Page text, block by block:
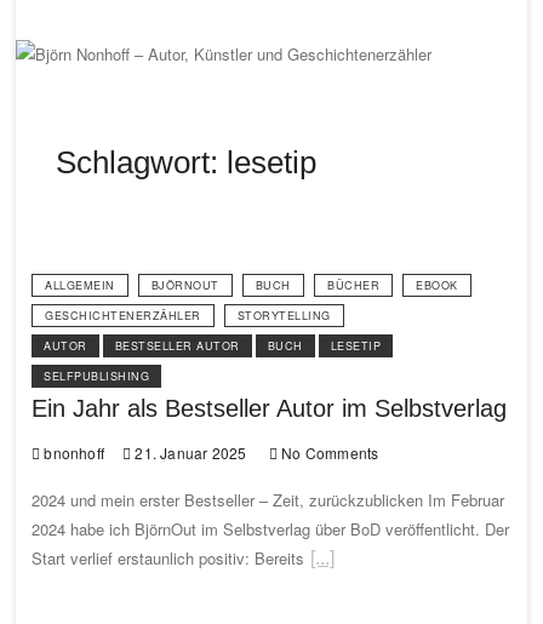
Schlagwort: lesetip
ALLGEMEIN BJÖRNOUT BUCH BÜCHER
EBOOK
GESCHICHTENERZÄHLER
STORYTELLING
AUTOR
BESTSELLER AUTOR BUCH
LESETIP
SELFPUBLISHING
Ein Jahr als Bestseller Autor im Selbstverlag
bnonhoff 21. Januar 2025 No Comments
2024 und mein erster Bestseller – Zeit, zurückzublicken Im Februar
2024 habe ich BjörnOut im Selbstverlag über BoD veröffentlicht. Der
Start verlief erstaunlich positiv: Bereits